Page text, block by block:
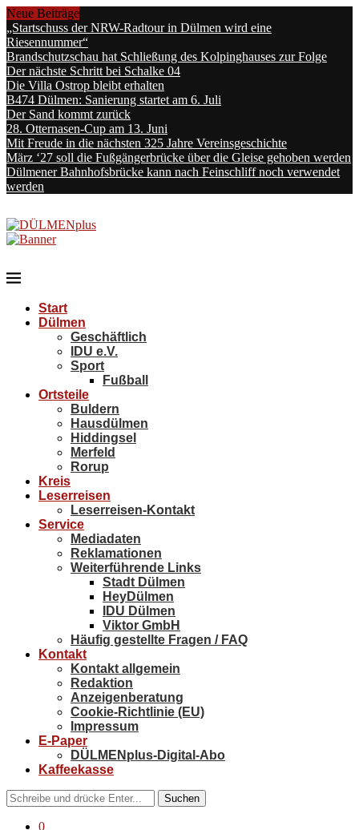
Neue Beiträge
„Startschuss der NRW-Radtour in Dülmen wird eine
Riesennummer“
Brandschutzschau hat Schließung des Kolpinghauses zur Folge
Der nächste Schritt bei Schalke 04
Die Villa Ostrop bleibt erhalten
B474 Dülmen: Sanierung startet am 6. Juli
Der Sand kommt zurück
28. Otternasen-Cup am 13. Juni
Mit Freude in die nächsten 325 Jahre Vereinsgeschichte
März ‘27 soll die Fußgängerbrücke über die Gleise gehoben werden
Dülmener Bahnhofsbrücke kann nach Feinschliff noch verwendet
werden
Start
Dülmen
Geschäftlich
IDU e.V.
Sport
Fußball
Ortsteile
Buldern
Hausdülmen
Hiddingsel
Merfeld
Rorup
Kreis
Leserreisen
Leserreisen-Kontakt
Service
Mediadaten
Reklamationen
Weiterführende Links
Stadt Dülmen
HeyDülmen
IDU Dülmen
Viktor GmbH
Häufig gestellte Fragen / FAQ
Kontakt
Kontakt allgemein
Redaktion
Anzeigenberatung
Cookie-Richtlinie (EU)
Impressum
E-Paper
DÜLMENplus-Digital-Abo
Kaffeekasse
Suchen
0